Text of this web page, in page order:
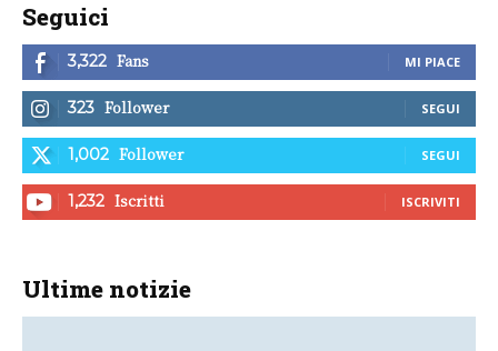
Seguici
3,322 Fans MI PIACE
323 Follower SEGUI
1,002 Follower SEGUI
1,232 Iscritti ISCRIVITI
Ultime notizie